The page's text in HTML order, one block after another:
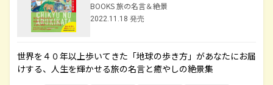
BOOKS 旅の名言＆絶景
2022.11.18 発売
世界を４０年以上歩いてきた「地球の歩き方」があなたにお届
けする、人生を輝かせる旅の名言と癒やしの絶景集